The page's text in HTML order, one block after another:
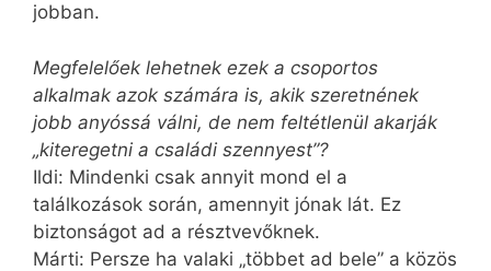
jobban.
Megfelelőek lehetnek ezek a csoportos
alkalmak azok számára is, akik szeretnének
jobb anyóssá válni, de nem feltétlenül akarják
„kiteregetni a családi szennyest”?
Ildi: Mindenki csak annyit mond el a
találkozások során, amennyit jónak lát. Ez
biztonságot ad a résztvevőknek.
Márti: Persze ha valaki „többet ad bele” a közös